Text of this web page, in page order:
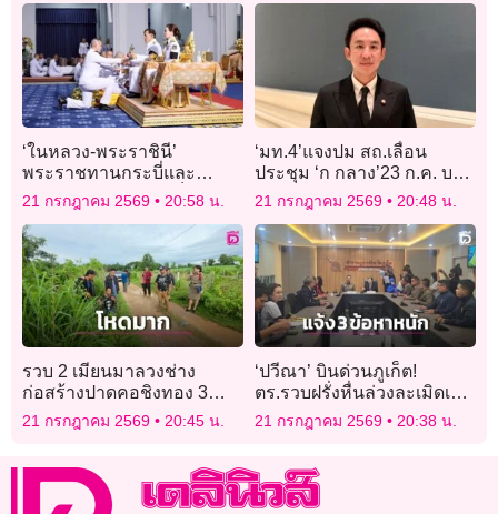
‘ในหลวง-พระราชินี’
พระราชทานกระบี่และ
ปริญญาบัตรแก่ผู้สำเร็จการ
ศึกษาโรงเรียนนายร้อย
ตำรวจ
21 กรกฎาคม 2569 20:58 น.
‘มท.4’แจงปม สถ.เลื่อน
ประชุม ‘ก กลาง’23 ก.ค. บอก
รอ ‘กสถ.’สรุปผลสอบ ไม่ใช่
มวยล้มต้มคนดู
21 กรกฎาคม 2569 20:48 น.
รวบ 2 เมียนมาลวงช่าง
ก่อสร้างปาดคอชิงทอง 3
บาท สารภาพแค้นถูกค้าง
ค่าแรง
21 กรกฎาคม 2569 20:45 น.
‘ปวีณา’ บินด่วนภูเก็ต!
ตร.รวบฝรั่งหื่นล่วงละเมิดเด็ก
ชาย 14 แจ้ง 3 ข้อหาหนัก
21 กรกฎาคม 2569 20:38 น.